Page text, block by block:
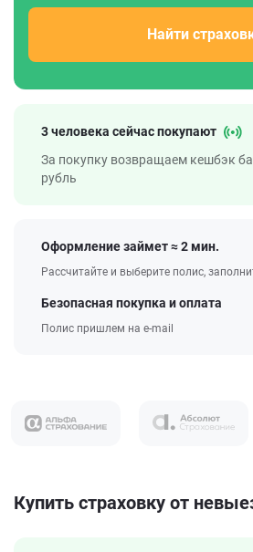
Найти
3 человека сейчас покупают
За покупку возвращаем кешбэк
рубль
Оформление займет ≈ 2 мин.
Рассчитайте и выберите полис,
Безопасная покупка и оплата
Полис пришлем на e-mail
Купить страховку от